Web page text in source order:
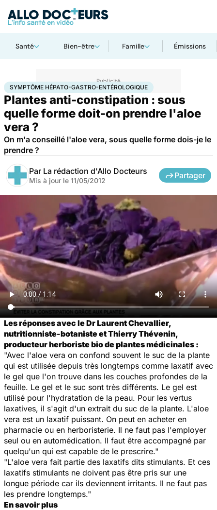
Santé Bien-être Famille Émissions
AccueilBien-êtreSymptôme hépato-gastro-entérologique
SYMPTÔME HÉPATO-GASTRO-ENTÉROLOGIQUE
Plantes anti-constipation : sous
quelle forme doit-on prendre l'aloe
vera ?
On m'a conseillé l'aloe vera, sous quelle forme dois-je le
prendre ?
Par La rédaction d'Allo Docteurs
Mis à jour le 11/05/2012
Partager
Les réponses avec le Dr Laurent Chevallier,
nutritionniste-botaniste et Thierry Thévenin,
producteur herboriste bio de plantes médicinales :
"Avec l'aloe vera on confond souvent le suc de la plante
qui est utilisée depuis très longtemps comme laxatif avec
le gel que l'on trouve dans les couches profondes de la
feuille. Le gel et le suc sont très différents. Le gel est
utilisé pour l'hydratation de la peau. Pour les vertus
laxatives, il s'agit d'un extrait du suc de la plante. L'aloe
vera est un laxatif puissant. On peut en acheter en
pharmacie ou en herboristerie. Il ne faut pas l'employer
seul ou en automédication. Il faut être accompagné par
quelqu'un qui est capable de le prescrire."
"L'aloe vera fait partie des laxatifs dits stimulants. Et ces
laxatifs stimulants ne doivent pas être pris sur une
longue période car ils deviennent irritants. Il ne faut pas
les prendre longtemps."
En savoir plus